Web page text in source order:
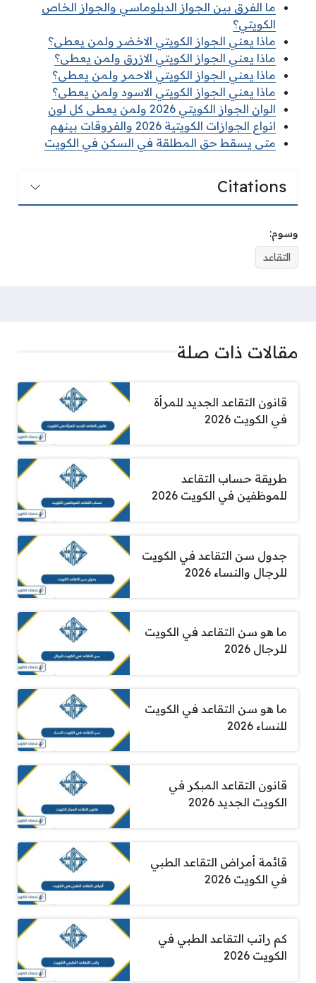
ما الفرق بين الجواز الدبلوماسي والجواز الخاص
الكويتي؟
ماذا يعني الجواز الكويتي الاخضر ولمن يعطى؟
ماذا يعني الجواز الكويتي الازرق ولمن يعطى؟
ماذا يعني الجواز الكويتي الاحمر ولمن يعطى؟
ماذا يعني الجواز الكويتي الاسود ولمن يعطى؟
الوان الجواز الكويتي 2026 ولمن يعطى كل لون
انواع الجوازات الكويتية 2026 والفروقات بينهم
متى يسقط حق المطلقة في السكن في الكويت
Citations
وسوم:
التقاعد
مقالات ذات صلة
قانون التقاعد الجديد للمرأة
في الكويت 2026
طريقة حساب التقاعد
للموظفين في الكويت 2026
جدول سن التقاعد في الكويت
للرجال والنساء 2026
ما هو سن التقاعد في الكويت
للرجال 2026
ما هو سن التقاعد في الكويت
للنساء 2026
قانون التقاعد المبكر في
الكويت الجديد 2026
قائمة أمراض التقاعد الطبي
في الكويت 2026
كم راتب التقاعد الطبي في
الكويت 2026